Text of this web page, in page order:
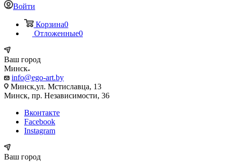
Войти
Корзина0
Отложенные0
Ваш город
Минск
info@ego-art.by
Минск,ул. Мстиславца, 13
Минск, пр. Независимости, 36
Вконтакте
Facebook
Instagram
Ваш город